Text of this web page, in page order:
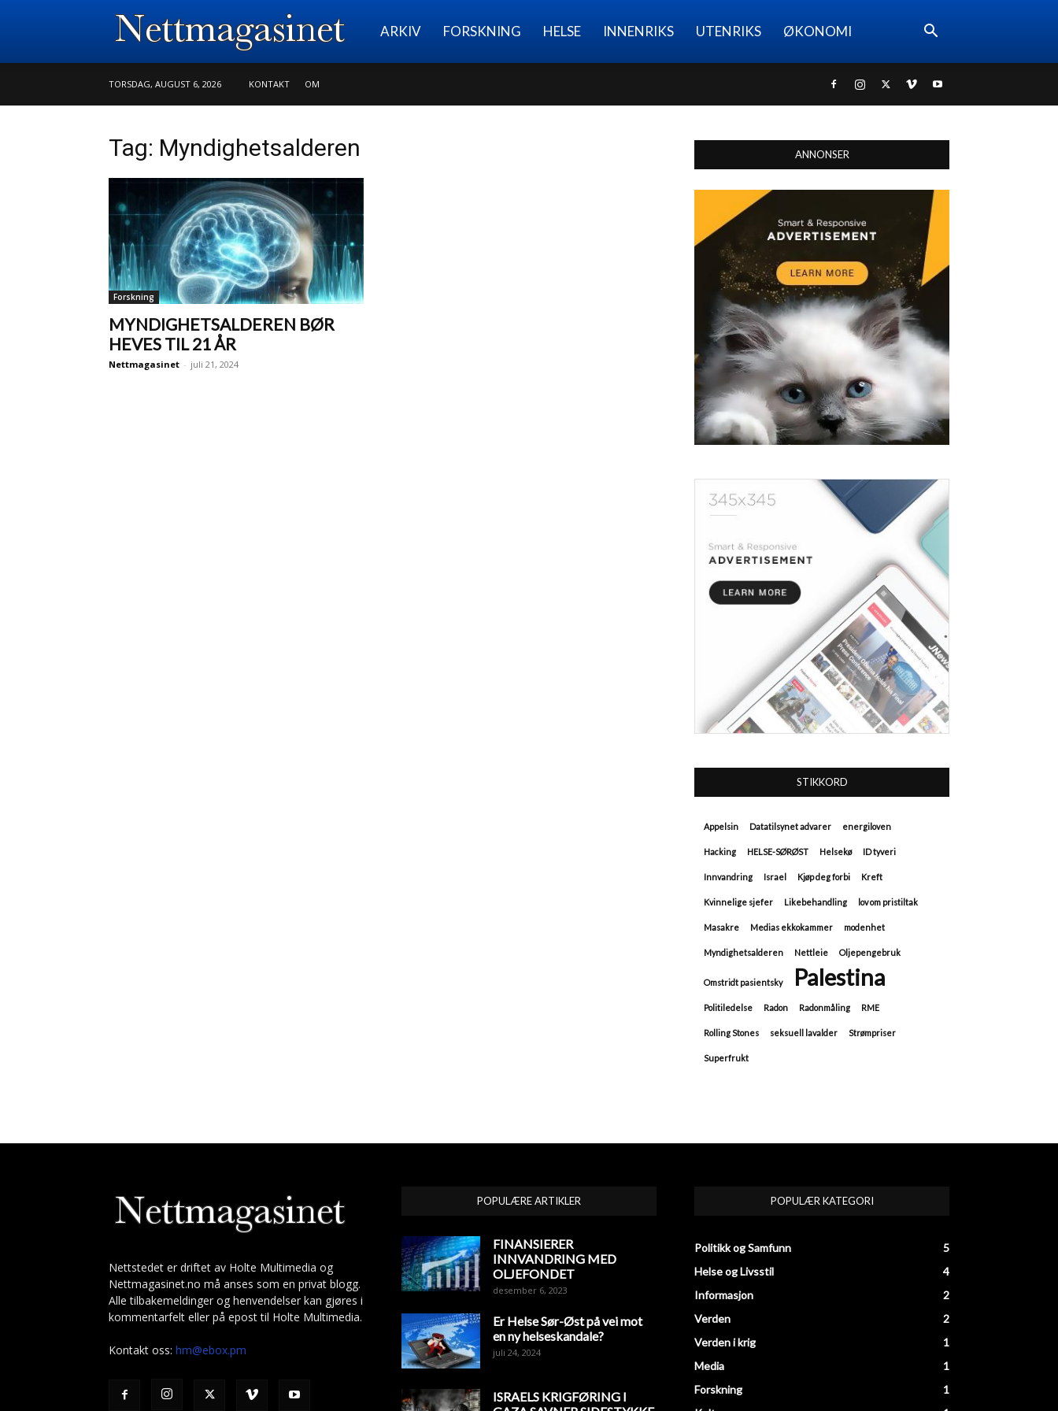
Nettmagasinet
ARKIV FORSKNING HELSE INNENRIKS UTENRIKS ØKONOMI
TORSDAG, AUGUST 6, 2026 KONTAKT OM
Tag: Myndighetsalderen
Forskning
MYNDIGHETSALDEREN BØR
HEVES TIL 21 ÅR
Nettmagasinet - juli 21, 2024
ANNONSER
STIKKORD
Appelsin Datatilsynet advarer energiloven
Hacking HELSE-SØRØST Helsekø ID tyveri
Innvandring Israel Kjøp deg forbi Kreft
Kvinnelige sjefer Likebehandling lov om pristiltak
Masakre Medias ekkokammer modenhet
Myndighetsalderen Nettleie Oljepengebruk
Omstridt pasientsky Palestina
Politiledelse Radon Radonmåling RME
Rolling Stones seksuell lavalder Strømpriser
Superfrukt
Nettstedet er driftet av Holte Multimedia og
Nettmagasinet.no må anses som en privat blogg.
Alle tilbakemeldinger og henvendelser kan gjøres i
kommentarfelt eller på epost til Holte Multimedia.
Kontakt oss: hm@ebox.pm
POPULÆRE ARTIKLER
FINANSIERER
INNVANDRING MED
OLJEFONDET
desember 6, 2023
Er Helse Sør-Øst på vei mot
en ny helseskandale?
juli 24, 2024
ISRAELS KRIGFØRING I
POPULÆR KATEGORI
Politikk og Samfunn
5
Helse og Livsstil
4
Informasjon
2
Verden
2
Verden i krig
1
Media
1
Forskning
1